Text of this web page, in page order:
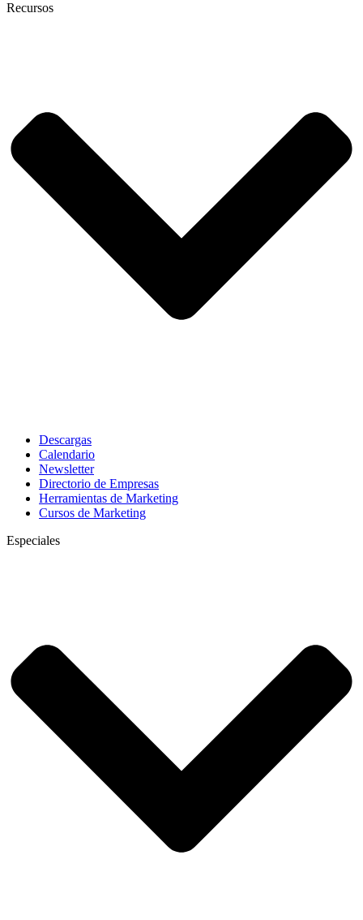
Recursos
Descargas
Calendario
Newsletter
Directorio de Empresas
Herramientas de Marketing
Cursos de Marketing
Especiales